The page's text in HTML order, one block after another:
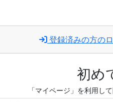
登録済みの方の
初め
「マイページ」を利用し